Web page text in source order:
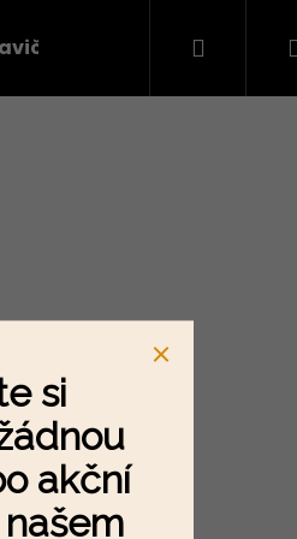
Látky na oblečení
si
akční